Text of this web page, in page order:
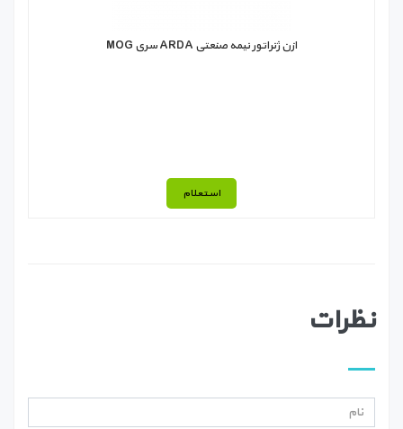
ازن ژنراتور نیمه صنعتی ARDA سری MOG
استعلام
نظرات